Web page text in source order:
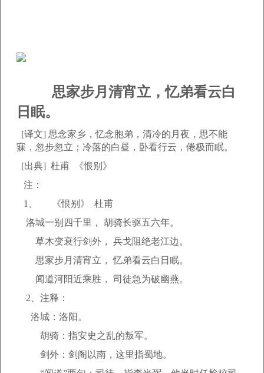
思家步月清宵立，忆弟看云白
日眠。
[译文] 思念家乡，忆念胞弟，清冷的月夜，思不能
寐，忽步忽立；冷落的白昼，卧看行云，倦极而眠。
[出典] 杜甫 《恨别》
注：
1、 《恨别》 杜甫
洛城一别四千里， 胡骑长驱五六年。
草木变衰行剑外， 兵戈阻绝老江边。
思家步月清宵立， 忆弟看云白日眠。
闻道河阳近乘胜， 司徒急为破幽燕。
2、注释：
洛城：洛阳。
胡骑：指安史之乱的叛军。
剑外：剑阁以南，这里指蜀地。